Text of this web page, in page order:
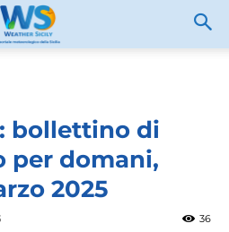
bollettino di
per domani,
2025
36